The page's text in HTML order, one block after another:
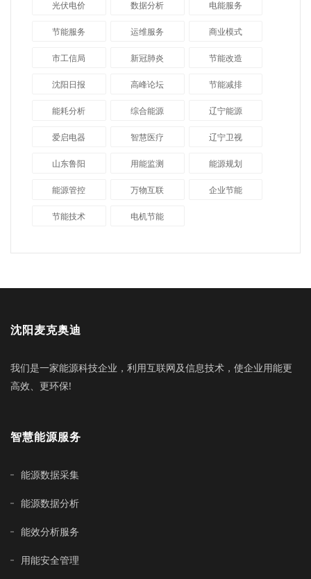
光伏电价 数据分析 电能服务
节能服务 运维服务 商业模式
市工信局 新冠肺炎 节能改造
沈阳日报 高峰论坛 节能减排
能耗分析 综合能源 辽宁能源
爱启电器 智慧医疗 辽宁卫视
山东鲁阳 用能监测 能源规划
能源管控 万物互联 企业节能
节能技术 电机节能
沈阳麦克奥迪
我们是一家能源科技企业，利用互联网及信息技术，使企业用能更
高效、更环保!
智慧能源服务
能源数据采集
能源数据分析
能效分析服务
用能安全管理